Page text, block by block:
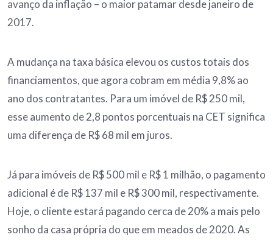
avanço da inflação – o maior patamar desde janeiro de
2017.
A mudança na taxa básica elevou os custos totais dos
financiamentos, que agora cobram em média 9,8% ao
ano dos contratantes. Para um imóvel de R$ 250 mil,
esse aumento de 2,8 pontos porcentuais na CET significa
uma diferença de R$ 68 mil em juros.
Já para imóveis de R$ 500 mil e R$ 1 milhão, o pagamento
adicional é de R$ 137 mil e R$ 300 mil, respectivamente.
Hoje, o cliente estará pagando cerca de 20% a mais pelo
sonho da casa própria do que em meados de 2020. As